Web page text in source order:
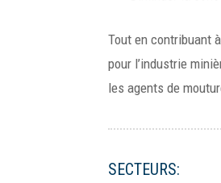
Tout en contribuant
pour l’industrie
les agents de
SECTEURS: